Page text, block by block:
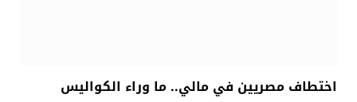
اختطاف مصريين في مالي.. ما وراء الكواليس